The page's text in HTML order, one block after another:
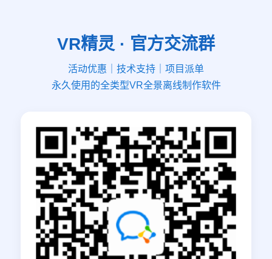
VR精灵 · 官方交流群
活动优惠｜技术支持｜项目派单
永久使用的全类型VR全景离线制作软件